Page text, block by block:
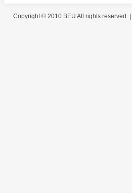
Copyright © 2010 BEU All rights reserved. |